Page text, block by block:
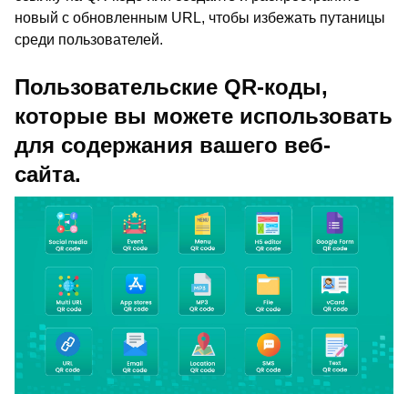
новый с обновленным URL, чтобы избежать путаницы
среди пользователей.
Пользовательские QR-коды,
которые вы можете использовать
для содержания вашего веб-
сайта.